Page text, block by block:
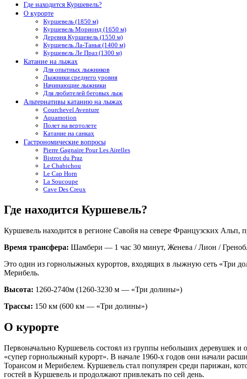
Где находится Куршевель?
О курорте
Куршевель (1850 м)
Куршевель Морионд (1650 м)
Деревня Куршевель (1550 м)
Куршевель Ла-Танья (1400 м)
Куршевель Ле Праз (1300 м)
Катание на лыжах
Для опытных лыжников
Лыжники среднего уровня
Начинающие лыжники
Для любителей беговых лыж
Альтернативы катанию на лыжах
Courchevel Aventure
Aquamotion
Полет на вертолете
Катание на санках
Гастрономические вопросы
Pierre Gagnaire Pour Les Airelles
Bistrot du Praz
Le Chabichou
Le Cap Horn
La Soucoupe
Cave Des Creux
Где находится Куршевель?
Куршевель находится в регионе Савойя на севере Французских
Время трансфера: Шамбери — 1 час 30 минут, Женева / Лион /
Это один из горнолыжных курортов, входящих в лыжную сеть «Три
Мерибель.
Высота: 1260-2740м (1260-3230 м — «Три долины»)
Трассы: 150 км (600 км — «Три долины»)
О курорте
Первоначально Куршевель состоял из группы небольших деревушек и
«супер горнолыжный курорт». В начале 1960-х годов они начали
Торансом и Мерибелем. Куршевель стал популярен среди парижан,
гостей в Куршевель и продолжают привлекать по сей день.